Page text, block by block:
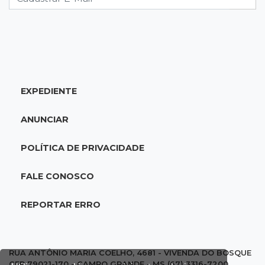
16:15Sem oxigênio
d'água em obra do Belas Artes
Detran oferece serviços de transferência e
alerta para testosterona falsificada
EXPEDIENTE
ANUNCIAR
POLÍTICA DE PRIVACIDADE
FALE CONOSCO
REPORTAR ERRO
RUA ANTÔNIO MARIA COELHO, 4681 - VIVENDA DO BOSQUE